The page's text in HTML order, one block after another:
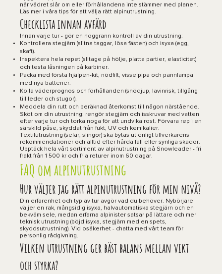
när vädret slår om eller förhållandena inte stämmer med planen.
Läs mer i våra tips för att välja rätt alpinutrustning.
Checklista innan avfärd
Innan varje tur - gör en noggrann kontroll av din utrustning:
Kontrollera stegjärn (slitna taggar, lösa fästen) och isyxa (egg,
skaft).
Inspektera hela repet (slitage på hölje, platta partier, elasticitet)
och testa låsningen på karbiner.
Packa med första hjälpen-kit, nödfilt, visselpipa och pannlampa
med nya batterier.
Kolla väderprognos och förhållanden (snödjup, lavinrisk, tillgång
till leder och stugor).
Meddela din rutt och beräknad återkomst till någon närstående.
Sköt om din utrustning: rengör stegjärn och isskruvar med vatten
efter varje tur och torka noga för att undvika rost. Förvara rep i en
särskild påse, skyddat från fukt, UV och kemikalier.
Textilutrustning (selar, slingor) ska bytas ut enligt tillverkarens
rekommendationer och alltid efter hårda fall eller synliga skador.
Upptäck hela vårt sortiment av alpinutrustning på Snowleader - fri
frakt från 1 500 kr och fria returer inom 60 dagar.
FAQ om alpinutrustning
Hur väljer jag rätt alpinutrustning för min nivå?
Din erfarenhet och typ av tur avgör vad du behöver. Nybörjare
väljer en rak, mångsidig isyxa, halvautomatiska stegjärn och en
bekväm sele, medan erfarna alpinister satsar på lättare och mer
teknisk utrustning (böjd isyxa, stegjärn med en spets,
skyddsutrustning). Vid osäkerhet - chatta med vårt team för
personlig rådgivning.
Vilken utrustning ger bäst balans mellan vikt
och styrka?